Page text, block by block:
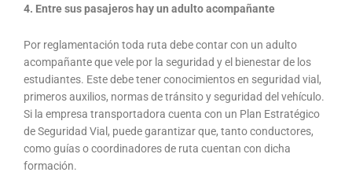
4. Entre sus pasajeros hay un adulto acompañante
Por reglamentación toda ruta debe contar con un adulto
acompañante que vele por la seguridad y el bienestar de los
estudiantes. Este debe tener conocimientos en seguridad vial,
primeros auxilios, normas de tránsito y seguridad del vehículo.
Si la empresa transportadora cuenta con un Plan Estratégico
de Seguridad Vial, puede garantizar que, tanto conductores,
como guías o coordinadores de ruta cuentan con dicha
formación.